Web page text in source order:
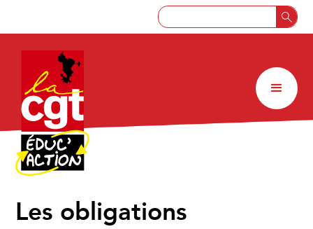
Les obligations